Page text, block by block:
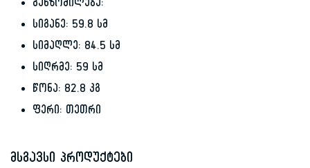
განზომილება:
სიგანე: 59.8 სმ
სიმაღლე: 84.5 სმ
სიღრმე: 59 სმ
წონა: 82.8 კგ
ფერი: თეთრი
მსგავსი პროდუქტები